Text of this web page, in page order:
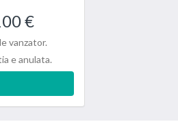
€
vanzator.
e anulata.